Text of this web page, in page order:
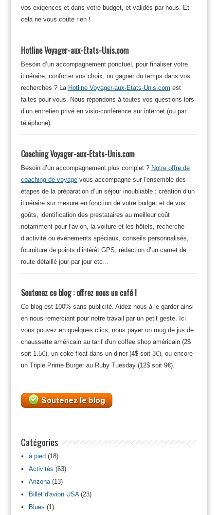
vos exigences et dans votre budget, et validés par nous. Et
cela ne vous coûte rien !
Hotline Voyager-aux-Etats-Unis.com
Besoin d’un accompagnement ponctuel, pour finaliser votre
itinéraire, conforter vos choix, ou gagner du temps dans vos
recherches ? La Hotline Voyager-aux-Etats-Unis.com est
faites pour vous. Nous répondons à toutes vos questions lors
d’un entretien privé en visio-conférence sur internet (ou par
téléphone).
Coaching Voyager-aux-Etats-Unis.com
Besoin d’un accompagnement plus complet ? Notre offre de
coaching de voyagevous accompagne sur l’ensemble des
étapes de la préparation d’un séjour inoubliable : création d’un
itinéraire sur mesure en fonction de votre budget et de vos
goûts, identification des prestataires au meilleur coût
notamment pour l’avion, la voiture et les hôtels, recherche
d’activité ou événements spéciaux, conseils personnalisés,
fourniture de points d’intérêt GPS, rédaction d’un carnet de
route détaillé jour par jour etc…
Soutenez ce blog : offrez nous un café !
Ce blog est 100% sans publicité. Aidez nous à le garder ainsi
en nous remerciant pour notre travail par un petit geste. Ici
vous pouvez en quelques clics, nous payer un mug de jus de
chaussette américain au tarif d'un coffee shop américain (2$
soit 1.5€), un coke float dans un diner (4$ soit 3€), ou encore
un Triple Prime Burger au Ruby Tuesday (12$ soit 9€).
Catégories
à pied(18)
Activités (63)
Arizona(13)
Billet d'avion USA(23)
Blues (1)